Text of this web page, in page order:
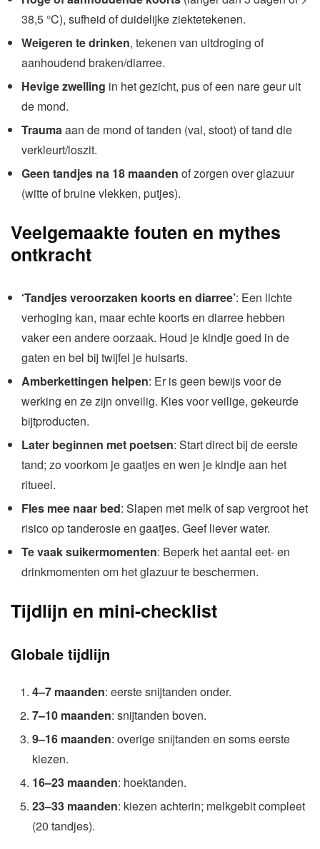
38,5 °C), sufheid of duidelijke ziektetekenen.
Weigeren te drinken, tekenen van uitdroging of
aanhoudend braken/diarree.
Hevige zwelling in het gezicht, pus of een nare geur uit
de mond.
Trauma aan de mond of tanden (val, stoot) of tand die
verkleurt/loszit.
Geen tandjes na 18 maanden of zorgen over glazuur
(witte of bruine vlekken, putjes).
Veelgemaakte fouten en mythes
ontkracht
‘Tandjes veroorzaken koorts en diarree’: Een lichte
verhoging kan, maar echte koorts en diarree hebben
vaker een andere oorzaak. Houd je kindje goed in de
gaten en bel bij twijfel je huisarts.
Amberkettingen helpen: Er is geen bewijs voor de
werking en ze zijn onveilig. Kies voor veilige, gekeurde
bijtproducten.
Later beginnen met poetsen: Start direct bij de eerste
tand; zo voorkom je gaatjes en wen je kindje aan het
ritueel.
Fles mee naar bed: Slapen met melk of sap vergroot het
risico op tanderosie en gaatjes. Geef liever water.
Te vaak suikermomenten: Beperk het aantal eet- en
drinkmomenten om het glazuur te beschermen.
Tijdlijn en mini-checklist
Globale tijdlijn
4–7 maanden: eerste snijtanden onder.
7–10 maanden: snijtanden boven.
9–16 maanden: overige snijtanden en soms eerste
kiezen.
16–23 maanden: hoektanden.
23–33 maanden: kiezen achterin; melkgebit compleet
(20 tandjes).